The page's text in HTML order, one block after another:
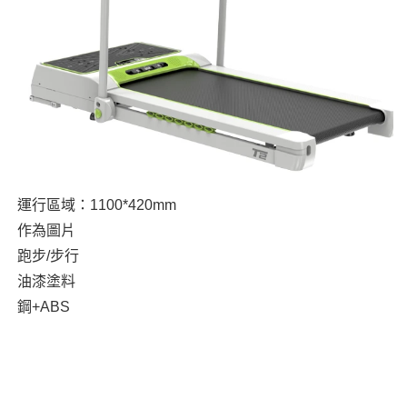
運行區域：1100*420mm
作為圖片
跑步/步行
油漆塗料
鋼+ABS